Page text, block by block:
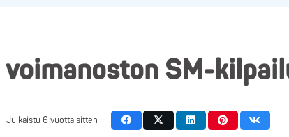
SM-
Julkaistu 6 vuotta sitten